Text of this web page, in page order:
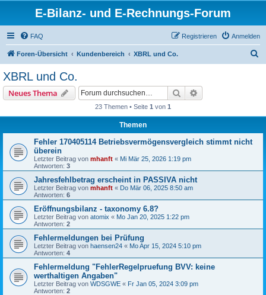
E-Bilanz- und E-Rechnungs-Forum
FAQ Anmelden
Registrieren
Foren-Übersicht Kundenbereich XBRL und Co.
XBRL und Co.
Neues Thema Suche
23 Themen • Seite 1 von 1
Themen
Fehler 170405114 Betriebsvermögensvergleich stimmt nicht
überein
Letzter Beitrag von mhanft « Mi Mär 25, 2026 1:19 pm
Antworten: 3
Jahresfehlbetrag erscheint in PASSIVA nicht
Letzter Beitrag von mhanft « Do Mär 06, 2025 8:50 am
Antworten: 6
Eröffnungsbilanz - taxonomy 6.8?
Letzter Beitrag von atomix « Mo Jan 20, 2025 1:22 pm
Antworten: 2
Fehlermeldungen bei Prüfung
Letzter Beitrag von haensen24 « Mo Apr 15, 2024 5:10 pm
Antworten: 4
Fehlermeldung "FehlerRegelpruefung BVV: keine
werthaltigen Angaben"
Letzter Beitrag von WDSGWE « Fr Jan 05, 2024 3:09 pm
Antworten: 2